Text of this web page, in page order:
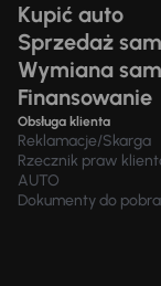
Kupić auto
Sprzedaż
Wymiana
Finansowanie
Obsługa klienta
Reklamacje/Skarga
Rzecznik praw
AUTO
Dokumenty do